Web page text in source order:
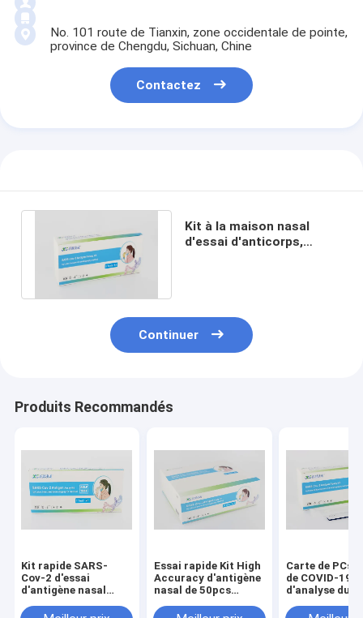
No. 101 route de Tianxin, zone occidentale de pointe,
province de Chengdu, Sichuan, Chine
Contactez
Kit à la maison nasal
d'essai d'anticorps,
Continuer
Produits Recommandés
Kit rapide SARS-
Cov-2 d'essai
d'antigène nasal
d'autotest de COVID
Essai rapide Kit High
Accuracy d'antigène
nasal de 50pcs
Carte de PCs/
de COVID-19
d'analyse du
COV-2, 5 ou